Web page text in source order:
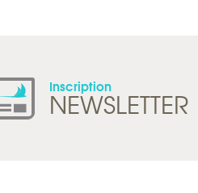
Inscription
NEWSLETTER